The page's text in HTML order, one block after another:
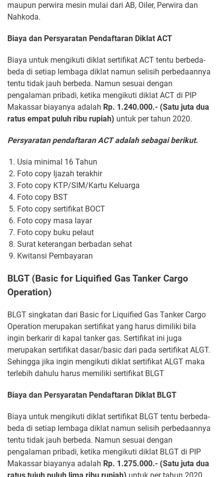
maupun perwira mesin mulai dari AB, Oiler, Perwira dan
Nahkoda.
Biaya dan Persyaratan Pendaftaran Diklat ACT
Biaya untuk mengikuti diklat sertifikat ACT tentu berbeda-
beda di setiap lembaga diklat namun selisih perbedaannya
tentu tidak jauh berbeda. Namun sesuai dengan
pengalaman pribadi, ketika mengikuti diklat ACT di PIP
Makassar biayanya adalah Rp. 1.240.000.- (Satu juta dua
ratus empat puluh ribu rupiah) untuk per tahun 2020.
Persyaratan pendaftaran ACT adalah sebagai berikut.
Usia minimal 16 Tahun
Foto copy Ijazah terakhir
Foto copy KTP/SIM/Kartu Keluarga
Foto copy BST
Foto copy sertifikat BOCT
Foto copy masa layar
Foto copy buku pelaut
Surat keterangan berbadan sehat
Kwitansi Pembayaran
BLGT (Basic for Liquified Gas Tanker Cargo
Operation)
BLGT singkatan dari Basic for Liquified Gas Tanker Cargo
Operation merupakan sertifikat yang harus dimiliki bila
ingin berkarir di kapal tanker gas. Sertifikat ini juga
merupakan sertifikat dasar/basic dari pada sertifikat ALGT.
Sehingga jika ingin mengikuti diklat sertifikat ALGT maka
terlebih dahulu harus memiliki sertifikat BLGT
Biaya dan Persyaratan Pendaftaran Diklat BLGT
Biaya untuk mengikuti diklat sertifikat BLGT tentu berbeda-
beda di setiap lembaga diklat namun selisih perbedaannya
tentu tidak jauh berbeda. Namun sesuai dengan
pengalaman pribadi, ketika mengikuti diklat BLGT di PIP
Makassar biayanya adalah Rp. 1.275.000.- (Satu juta dua